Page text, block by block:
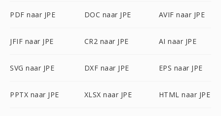
PDF naar JPE DOC naar JPE AVIF naar JPE
JFIF naar JPE CR2 naar JPE AI naar JPE
SVG naar JPE DXF naar JPE EPS naar JPE
PPTX naar JPE XLSX naar JPE HTML naar JPE